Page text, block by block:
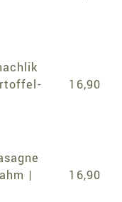
16,90
|
16,90